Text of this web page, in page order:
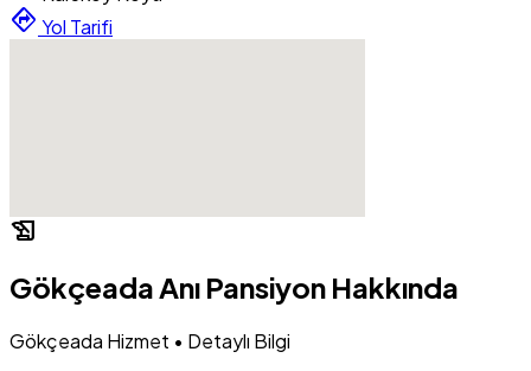
directions Yol Tarifi
history_edu
Gökçeada Anı Pansiyon Hakkında
Gökçeada Hizmet • Detaylı Bilgi